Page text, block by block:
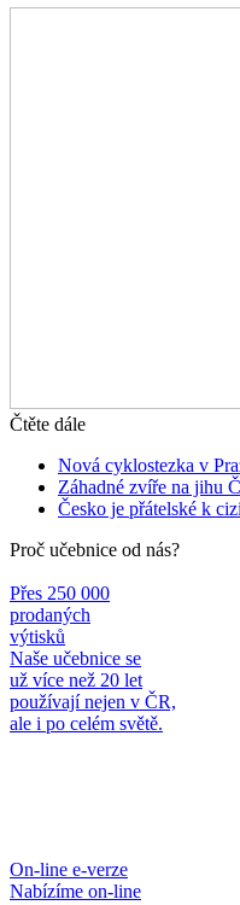
Čtěte dále
Nová cyklostezka v
Záhadné zvíře na jihu
Česko je přátelské k
Proč učebnice od nás?
Přes 250 000
prodaných
výtisků
Naše učebnice se
už více než 20 let
používají nejen v ČR,
ale i po celém světě.
On-line e-verze
Nabízíme on-line